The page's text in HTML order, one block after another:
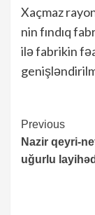
Xaçmaz
nin fındıq
ilə fabrikin
Previous
Nazir qeyri-
uğurlu